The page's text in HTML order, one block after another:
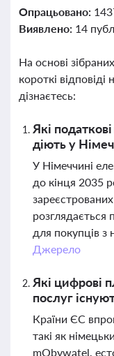
Опрацьовано:
Виявлено: 14
На основі
короткі
дізнаєтесь:
Які
діють у
У Німеччині
до кінця 2035
розглядається
для покупців з
Джерело
Які цифрові
послуг
Країни ЄС
такі як
mObywatel,